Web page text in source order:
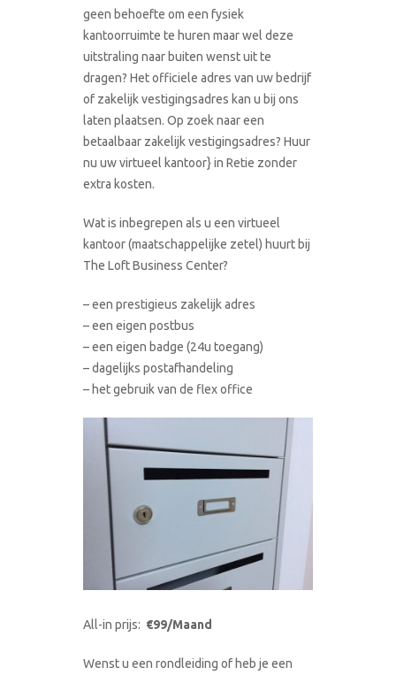
geen behoefte om een fysiek
kantoorruimte te huren maar wel deze
uitstraling naar buiten wenst uit te
dragen? Het officiele adres van uw bedrijf
of zakelijk vestigingsadres kan u bij ons
laten plaatsen. Op zoek naar een
betaalbaar zakelijk vestigingsadres? Huur
nu uw virtueel kantoor} in Retie zonder
extra kosten.
Wat is inbegrepen als u een virtueel
kantoor (maatschappelijke zetel) huurt bij
The Loft Business Center?
– een prestigieus zakelijk adres
– een eigen postbus
– een eigen badge (24u toegang)
– dagelijks postafhandeling
– het gebruik van de flex office
All-in prijs: €99/Maand
Wenst u een rondleiding of heb je een